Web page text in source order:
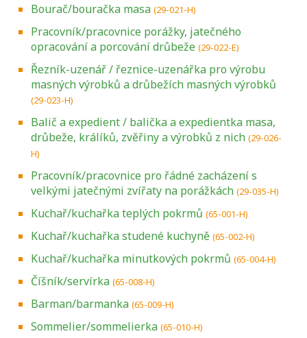
Bourač/bouračka masa (29-021-H)
Pracovník/pracovnice porážky, jatečného
opracování a porcování drůbeže (29-022-E)
Řezník-uzenář / řeznice-uzenářka pro výrobu
masných výrobků a drůbežích masných výrobků
(29-023-H)
Balič a expedient / balička a expedientka masa,
drůbeže, králíků, zvěřiny a výrobků z nich (29-026-
H)
Pracovník/pracovnice pro řádné zacházení s
velkými jatečnými zvířaty na porážkách (29-035-H)
Kuchař/kuchařka teplých pokrmů (65-001-H)
Kuchař/kuchařka studené kuchyně (65-002-H)
Kuchař/kuchařka minutkových pokrmů (65-004-H)
Číšník/servírka (65-008-H)
Barman/barmanka (65-009-H)
Sommelier/sommelierka (65-010-H)